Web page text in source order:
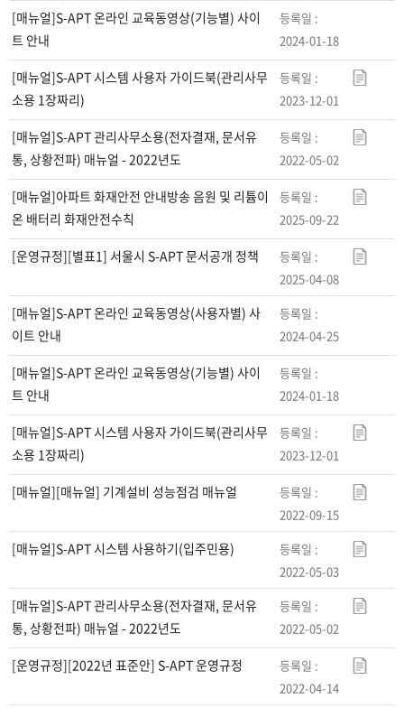
목
록
보
기
-
번
호,
목,
등
록
일,
부
파
일
정
보
표
시
보
포
함
는
표
[매뉴얼]S-APT 온라인 교육동영상(기능별) 사이
트 안내
2024-01-18
[매뉴얼]S-APT 시스템 사용자 가이드북(관리사무
소용 1장짜리)
2023-12-01
[매뉴얼]S-APT 관리사무소용(전자결재, 문서유
통, 상황전파) 매뉴얼 - 2022년도
2022-05-02
[매뉴얼]아파트 화재안전 안내방송 음원 및 리튬이
온 배터리 화재안전수칙
2025-09-22
[운영규정][별표1] 서울시 S-APT 문서공개 정책
2025-04-08
[매뉴얼]S-APT 온라인 교육동영상(사용자별) 사
이트 안내
2024-04-25
[매뉴얼]S-APT 온라인 교육동영상(기능별) 사이
트 안내
2024-01-18
[매뉴얼]S-APT 시스템 사용자 가이드북(관리사무
소용 1장짜리)
2023-12-01
[매뉴얼][매뉴얼] 기계설비 성능점검 매뉴얼
2022-09-15
[매뉴얼]S-APT 시스템 사용하기(입주민용)
2022-05-03
[매뉴얼]S-APT 관리사무소용(전자결재, 문서유
통, 상황전파) 매뉴얼 - 2022년도
2022-05-02
[운영규정][2022년 표준안] S-APT 운영규정
2022-04-14